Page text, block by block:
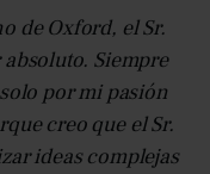
de Oxford, el Sr.
Siempre
por mi pasión
creo que el Sr.
ideas complejas